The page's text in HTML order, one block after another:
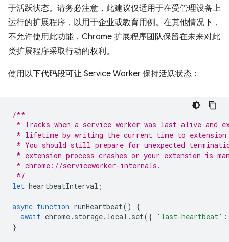
于活跃状态。请务必注意，此建议仅适用于在受管理设备上
运行的扩展程序，以用于企业或教育用例。在其他情况下，
不允许使用此功能，Chrome 扩展程序团队保留在未来对此
类扩展程序采取行动的权利。
使用以下代码段可让 Service Worker 保持活跃状态：
/**
* Tracks when a service worker was last alive and
* lifetime by writing the current time to extension
* You should still prepare for unexpected
* extension process crashes or your extension is
* chrome://serviceworker-internals.
*/
let heartbeatInterval ;
async function runHeartbeat()
{
await chrome. storage. local . set({ 'last-heartbeat' :
}